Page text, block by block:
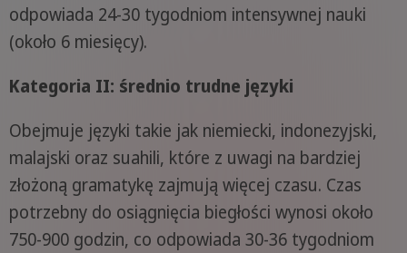
odpowiada 24-30 tygodniom intensywnej nauki
(około 6 miesięcy).
Kategoria II: średnio trudne języki
Obejmuje języki takie jak niemiecki, indonezyjski,
malajski oraz suahili, które z uwagi na bardziej
złożoną gramatykę zajmują więcej czasu. Czas
potrzebny do osiągnięcia biegłości wynosi około
750-900 godzin, co odpowiada 30-36 tygodniom